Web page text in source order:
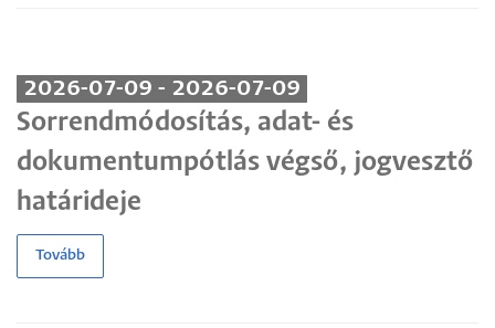
2026-07-09 - 2026-07-09
Sorrendmódosítás, adat- és
dokumentumpótlás végső, jogvesztő
határideje
Tovább